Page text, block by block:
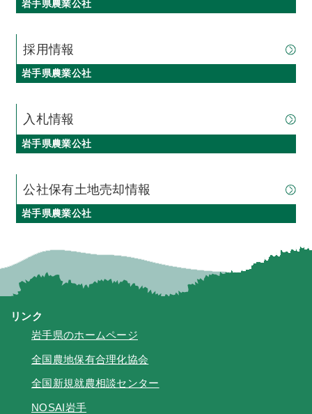
岩手県農業公社
採用情報
岩手県農業公社
入札情報
岩手県農業公社
公社保有土地売却情報
岩手県農業公社
リンク
岩手県のホームページ
全国農地保有合理化協会
全国新規就農相談センター
NOSAI岩手